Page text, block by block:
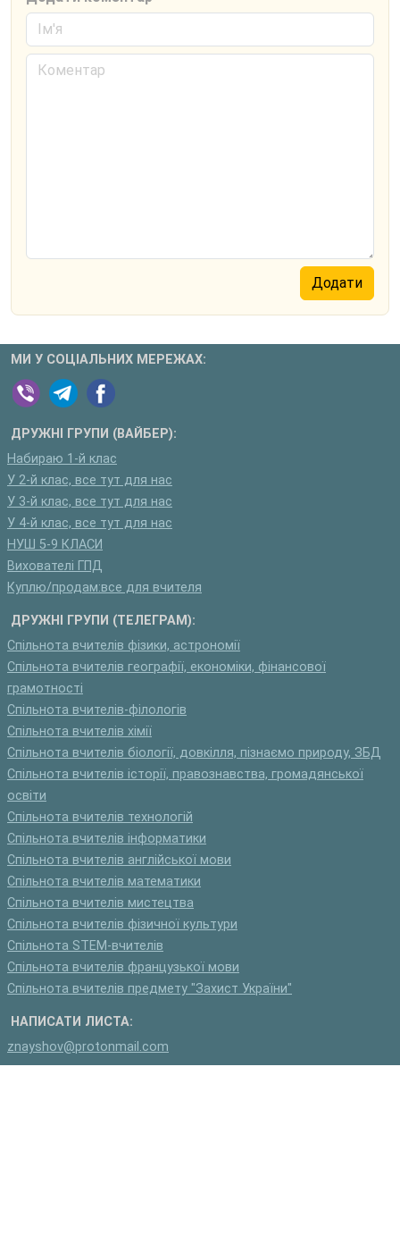
МИ У СОЦІАЛЬНИХ МЕРЕЖАХ:
ДРУЖНІ ГРУПИ (ВАЙБЕР):
Набираю 1-й клас
У 2-й клас, все тут для нас
У 3-й клас, все тут для нас
У 4-й клас, все тут для нас
НУШ 5-9 КЛАСИ
Вихователі ГПД
Куплю/продам:все для вчителя
ДРУЖНІ ГРУПИ (ТЕЛЕГРАМ):
Спільнота вчителів фізики, астрономії
Спільнота вчителів географії, економіки, фінансової
грамотності
Спільнота вчителів-філологів
Спільнота вчителів хімії
Спільнота вчителів біології, довкілля, пізнаємо природу, ЗБД
Спільнота вчителів історії, правознавства, громадянської
освіти
Спільнота вчителів технологій
Спільнота вчителів інформатики
Спільнота вчителів англійської мови
Спільнота вчителів математики
Спільнота вчителів мистецтва
Спільнота вчителів фізичної культури
Спільнота STEM-вчителів
Спільнота вчителів французької мови
Спільнота вчителів предмету "Захист України"
НАПИСАТИ ЛИСТА:
znayshov@protonmail.com